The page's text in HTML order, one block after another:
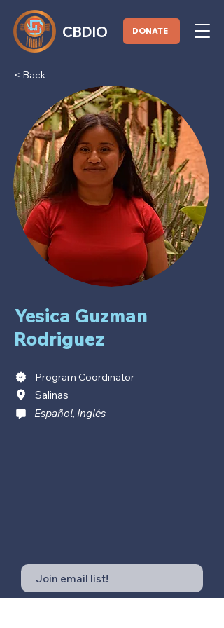
DONATE
CBDIO
< Back
Yesica Guzman
Rodriguez
Program Coordinator
Salinas
Español, Inglés